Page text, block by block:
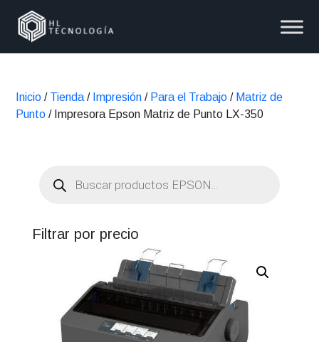
Inicio / Tienda / Impresión / Para el Trabajo / Matriz de
Punto / Impresora Epson Matriz de Punto LX-350
productos
Filtrar por precio